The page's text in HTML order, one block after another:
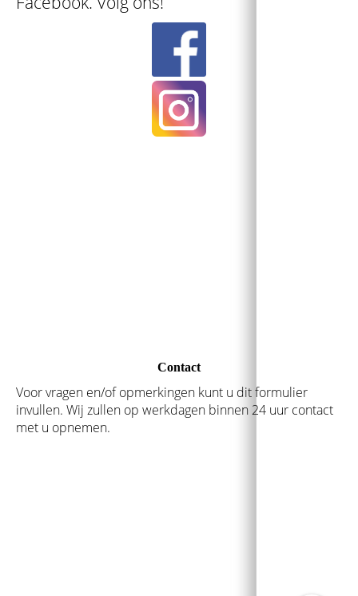
Contact
Voor vragen en/of opmerkingen kunt u dit formulier
invullen. Wij zullen op werkdagen binnen 24 uur contact
met u opnemen.